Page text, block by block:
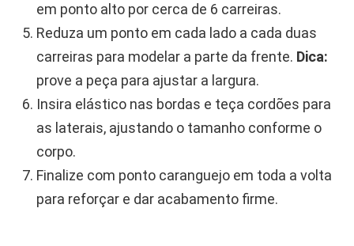
em ponto alto por cerca de 6 carreiras.
Reduza um ponto em cada lado a cada duas
carreiras para modelar a parte da frente. Dica:
prove a peça para ajustar a largura.
Insira elástico nas bordas e teça cordões para
as laterais, ajustando o tamanho conforme o
corpo.
Finalize com ponto caranguejo em toda a volta
para reforçar e dar acabamento firme.